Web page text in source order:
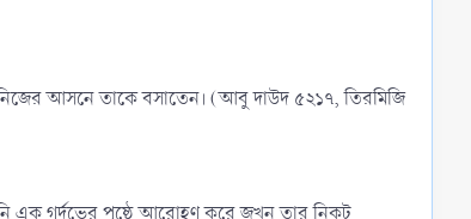
আসনে তাকে বসাতেন। (আবু দাউদ ৫২১৭, তিরমিজি
এক গর্দভের পৃষ্ঠে আরোহণ করে জখন তার নিকট